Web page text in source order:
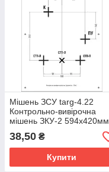
Мішень ЗСУ targ-4.22
Контрольно-вивірочна
мішень ЗКУ-2 594x420мм
38,50 ₴
Купити